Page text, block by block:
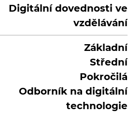
Digitální dovednosti ve
vzdělávání
Základní
Střední
Pokročilá
Odborník na digitální
technologie